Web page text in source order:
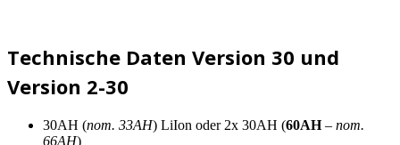
Technische Daten Version 30 und
Version 2-30
30AH (nom. 33AH) LiIon oder 2x 30AH (60AH – nom.
66AH)